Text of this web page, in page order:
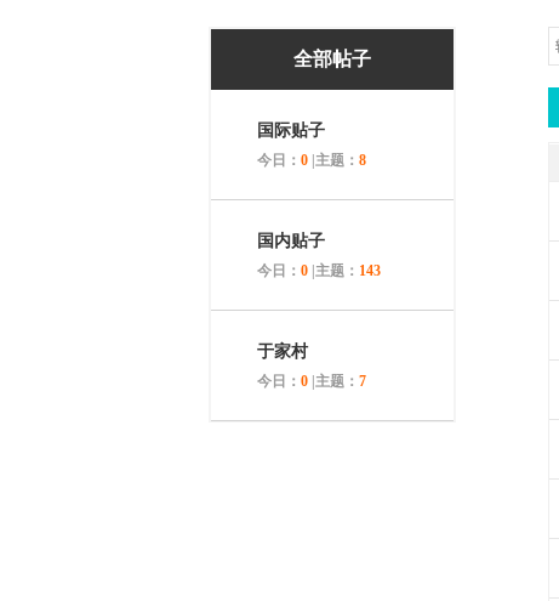
全部帖子
国际贴子
今日： 0 |主题： 8
国内贴子
今日： 0 |主题： 143
于家村
今日： 0 |主题： 7